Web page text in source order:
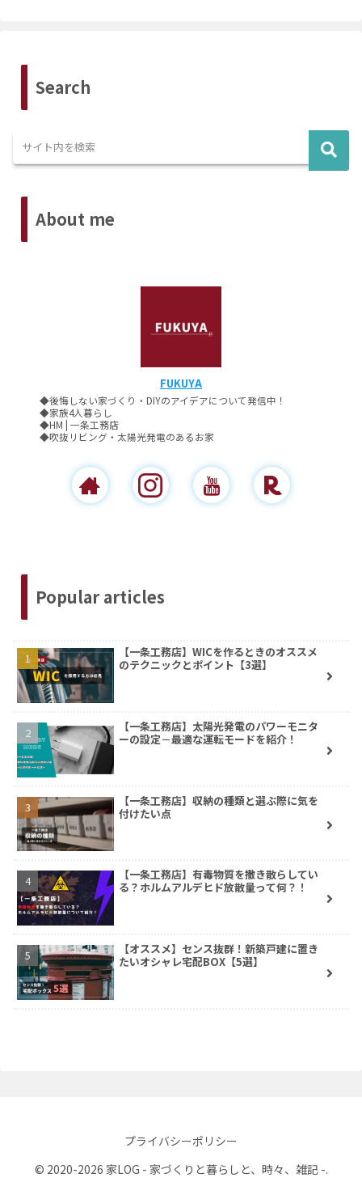
Search
About me
FUKUYA
◆後悔しない家づくり・DIYのアイデアについて発信中！
◆家族4人暮らし
◆HM | 一条工務店
◆吹抜リビング・太陽光発電のあるお家
Popular articles
【一条工務店】WICを作るときのオススメ
のテクニックとポイント【3選】
【一条工務店】太陽光発電のパワーモニタ
ーの設定－最適な運転モードを紹介！
【一条工務店】収納の種類と選ぶ際に気を
付けたい点
【一条工務店】有毒物質を撒き散らしてい
る？ホルムアルデヒド放散量って何？！
【オススメ】センス抜群！新築戸建に置き
たいオシャレ宅配BOX【5選】
プライバシーポリシー
© 2020-2026 家LOG - 家づくりと暮らしと、時々、雑記 -.